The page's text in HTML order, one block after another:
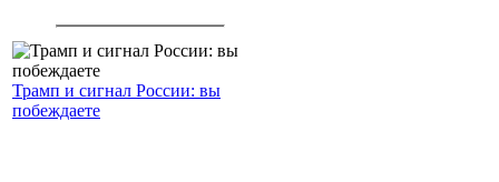
Трамп и сигнал России: вы
побеждаете